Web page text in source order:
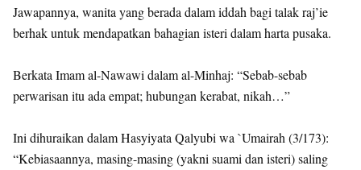
Jawapannya, wanita yang berada dalam iddah bagi talak raj’ie
berhak untuk mendapatkan bahagian isteri dalam harta pusaka.
Berkata Imam al-Nawawi dalam al-Minhaj: “Sebab-sebab
perwarisan itu ada empat; hubungan kerabat, nikah…”
Ini dihuraikan dalam Hasyiyata Qalyubi wa `Umairah (3/173):
“Kebiasaannya, masing-masing (yakni suami dan isteri) saling